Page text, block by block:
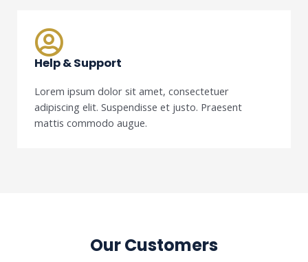
Help & Support
Lorem ipsum dolor sit amet, consectetuer
adipiscing elit. Suspendisse et justo. Praesent
mattis commodo augue.
Our Customers